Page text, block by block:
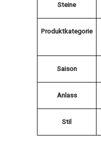
Steine
Produktkategorie
Saison
Anlass
Stil